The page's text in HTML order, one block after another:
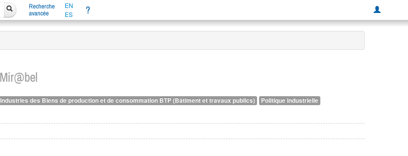
Recherche
avancée
EN
ES
?
Industries des Biens de production et de consommation BTP (Bâtiment et travaux publics)
Politique industrielle